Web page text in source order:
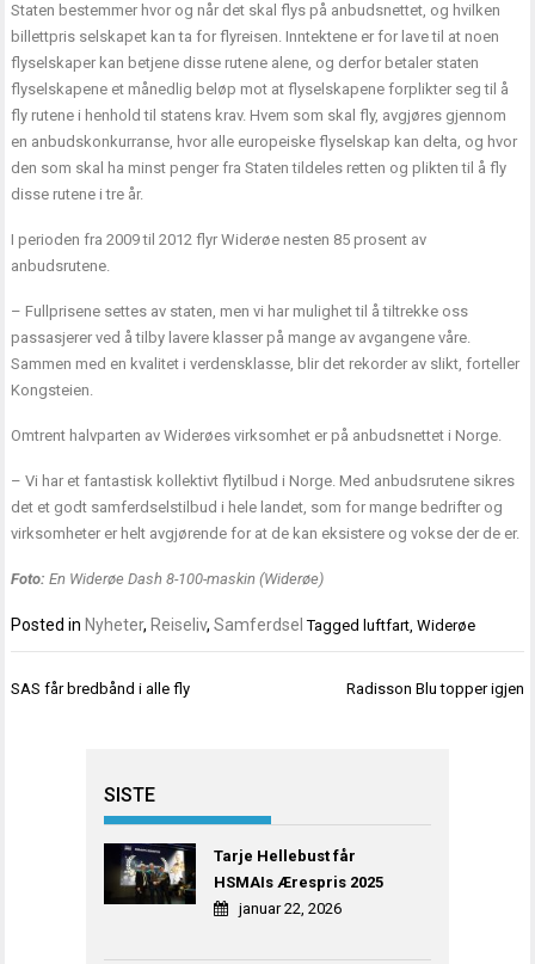
Staten bestemmer hvor og når det skal flys på anbudsnettet, og hvilken
billettpris selskapet kan ta for flyreisen. Inntektene er for lave til at noen
flyselskaper kan betjene disse rutene alene, og derfor betaler staten
flyselskapene et månedlig beløp mot at flyselskapene forplikter seg til å
fly rutene i henhold til statens krav. Hvem som skal fly, avgjøres gjennom
en anbudskonkurranse, hvor alle europeiske flyselskap kan delta, og hvor
den som skal ha minst penger fra Staten tildeles retten og plikten til å fly
disse rutene i tre år.
I perioden fra 2009 til 2012 flyr Widerøe nesten 85 prosent av
anbudsrutene.
– Fullprisene settes av staten, men vi har mulighet til å tiltrekke oss
passasjerer ved å tilby lavere klasser på mange av avgangene våre.
Sammen med en kvalitet i verdensklasse, blir det rekorder av slikt, forteller
Kongsteien.
Omtrent halvparten av Widerøes virksomhet er på anbudsnettet i Norge.
– Vi har et fantastisk kollektivt flytilbud i Norge. Med anbudsrutene sikres
det et godt samferdselstilbud i hele landet, som for mange bedrifter og
virksomheter er helt avgjørende for at de kan eksistere og vokse der de er.
Foto: En Widerøe Dash 8-100-maskin (Widerøe)
Posted in Nyheter, Reiseliv,Samferdsel Tagged luftfart,Widerøe
Innleggsnavigasjon
SAS får bredbånd i alle fly Radisson Blu topper igjen
SISTE
Tarje Hellebust får
HSMAIs Ærespris 2025
januar 22, 2026